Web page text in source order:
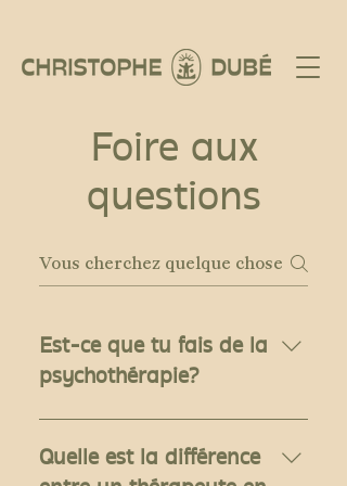
Foire aux
questions
Est-ce que tu fais de la
psychothérapie?
Non. Je ne fais pas de
psychothérapie. Mon
accompagnement est fondé sur
Quelle est la différence